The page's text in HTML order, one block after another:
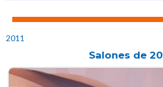
2011
Salones de